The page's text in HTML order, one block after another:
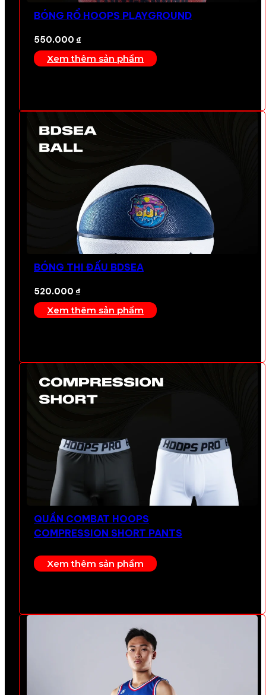
BÓNG RỔ HOOPS PLAYGROUND
550.000 ₫
Xem thêm sản phẩm
BÓNG THI ĐẤU BDSEA
520.000 ₫
Xem thêm sản phẩm
QUẦN COMBAT HOOPS
COMPRESSION SHORT PANTS
Xem thêm sản phẩm